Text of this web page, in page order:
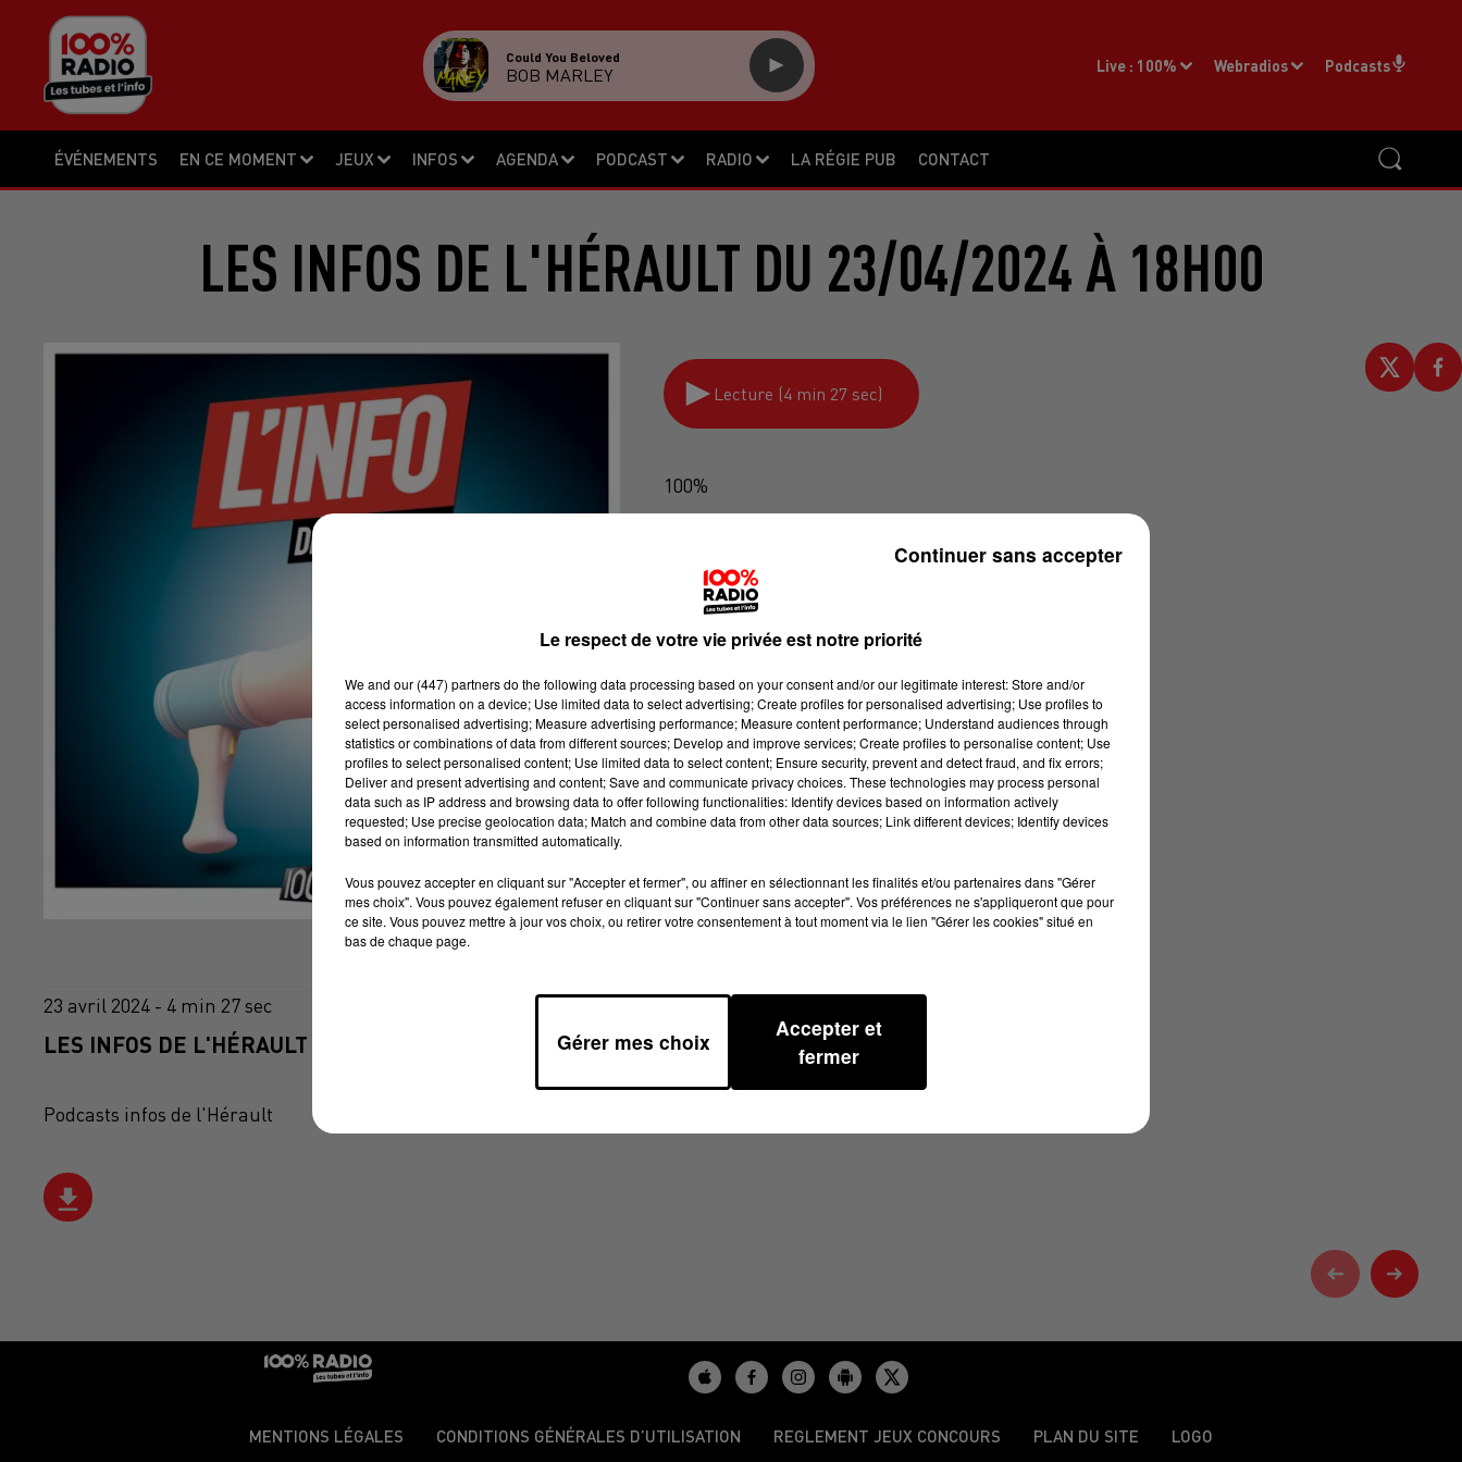
ÉVÉNEMENTS EN CE MOMENT JEUX INFOS AGENDA PODCAST RADIO LA RÉGIE PUB CONTACT
Live : 100% Webradios Podcasts
Could You Beloved
BOB MARLEY
LES INFOS DE L'HÉRAULT DU 23/04/2024 À 18H00
Lecture (4 min 27 sec)
100%
23 avril 2024 - 4 min 27 sec
LES INFOS DE L'HÉRAULT DU 23/04/2024 À 18H00
Podcasts infos de l'Hérault
MENTIONS LÉGALES CONDITIONS GÉNÉRALES D’UTILISATION REGLEMENT JEUX CONCOURS PLAN DU SITE LOGO
Le respect de votre vie privée est notre priorité
We and our (447) partnersdo the following data processing based on your consent and/or our legitimate interest: Store and/or
access information on a device; Use limited data to select advertising; Create profiles for personalised advertising; Use profiles to
select personalised advertising; Measure advertising performance; Measure content performance; Understand audiences through
statistics or combinations of data from different sources; Develop and improve services; Create profiles to personalise content; Use
profiles to select personalised content; Use limited data to select content; Ensure security, prevent and detect fraud, and fix errors;
Deliver and present advertising and content; Save and communicate privacy choices. These technologies may process personal
data such as IP address and browsing data to offer following functionalities: Identify devices based on information actively
requested; Use precise geolocation data; Match and combine data from other data sources; Link different devices; Identify devices
based on information transmitted automatically.
Vous pouvez accepter en cliquant sur "Accepter et fermer", ou affiner en sélectionnant les finalités et/ou partenaires dans "Gérer
mes choix". Vous pouvez également refuser en cliquant sur "Continuer sans accepter". Vos préférences ne s'appliqueront que pour
ce site. Vous pouvez mettre à jour vos choix, ou retirer votre consentement à tout moment via le lien "Gérer les cookies" situé en
bas de chaque page.
Gérer mes choix
Accepter et
fermer
Continuer sans accepter